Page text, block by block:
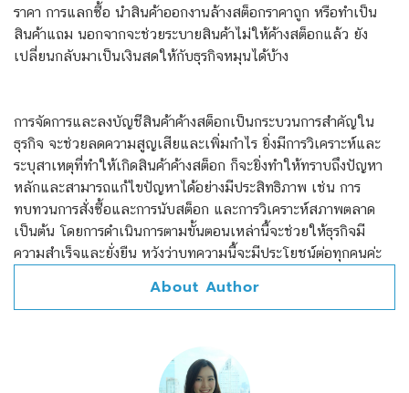
ราคา การแลกซื้อ นำสินค้าออกงานล้างสต็อกราคาถูก หรือทำเป็น
สินค้าแถม นอกจากจะช่วยระบายสินค้าไม่ให้ค้างสต็อกแล้ว ยัง
เปลี่ยนกลับมาเป็นเงินสดให้กับธุรกิจหมุนได้บ้าง
การจัดการและลงบัญชีสินค้าค้างสต็อกเป็นกระบวนการสำคัญใน
ธุรกิจ จะช่วยลดความสูญเสียและเพิ่มกำไร ยิ่งมีการวิเคราะห์และ
ระบุสาเหตุที่ทำให้เกิดสินค้าค้างสต็อก ก็จะยิ่งทำให้ทราบถึงปัญหา
หลักและสามารถแก้ไขปัญหาได้อย่างมีประสิทธิภาพ เช่น การ
ทบทวนการสั่งซื้อและการนับสต็อก และการวิเคราะห์สภาพตลาด
เป็นต้น โดยการดำเนินการตามขั้นตอนเหล่านี้จะช่วยให้ธุรกิจมี
ความสำเร็จและยั่งยืน หวังว่าบทความนี้จะมีประโยชน์ต่อทุกคนค่ะ
About Author